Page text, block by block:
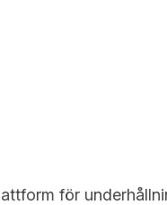
för